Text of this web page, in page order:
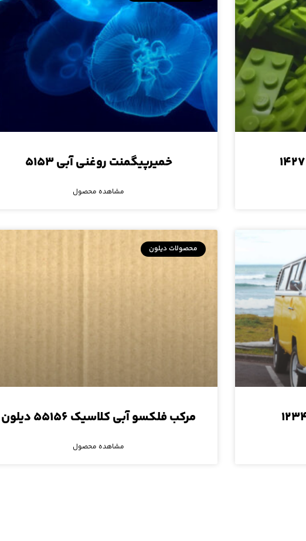
خمیرپیگمنت روغنی آبی ۵۱۵۳
مشاهده محصول
محصولات دیلون
مرکب فلکسو آبی کلاسیک ۵۵۱۵۶ دیلون
مشاهده محصول